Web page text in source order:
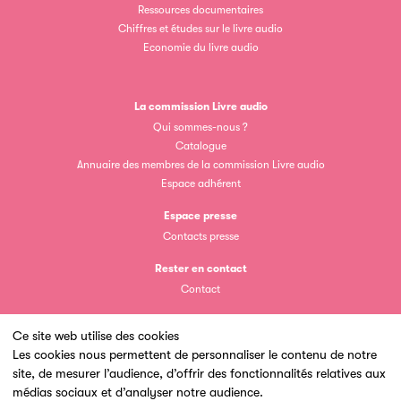
Ce site web utilise des cookies
Les cookies nous permettent de personnaliser le contenu de notre
site, de mesurer l’audience, d’offrir des fonctionnalités relatives aux
médias sociaux et d’analyser notre audience.
Ressources documentaires
Chiffres et études sur le livre audio
Economie du livre audio
La commission Livre audio
Qui sommes-nous ?
Catalogue
Annuaire des membres de la commission Livre audio
Espace adhérent
Espace presse
Contacts presse
Rester en contact
Contact
Un site du
Clic.EDIt, pour faciliter les échanges informatisés entre
Les petits champions de la lecture
Le jeu de lecture à voix haute gratuit et ouvert à tous les